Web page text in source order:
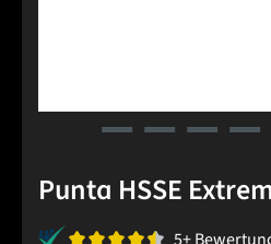
Punta HSSE